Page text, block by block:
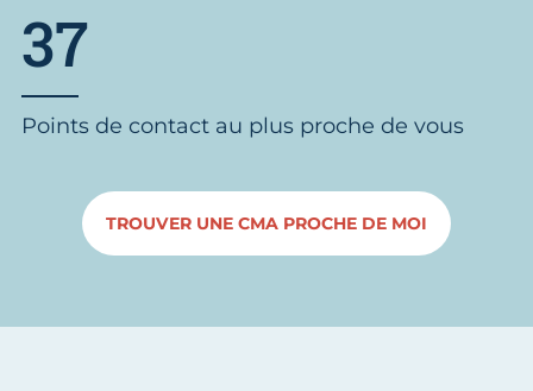
37
Points de contact au plus proche de vous
TROUVER UNE CMA PROCHE DE MOI